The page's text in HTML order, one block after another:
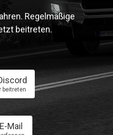
Regelmäßige
beitreten.
beitreten
E-Mail